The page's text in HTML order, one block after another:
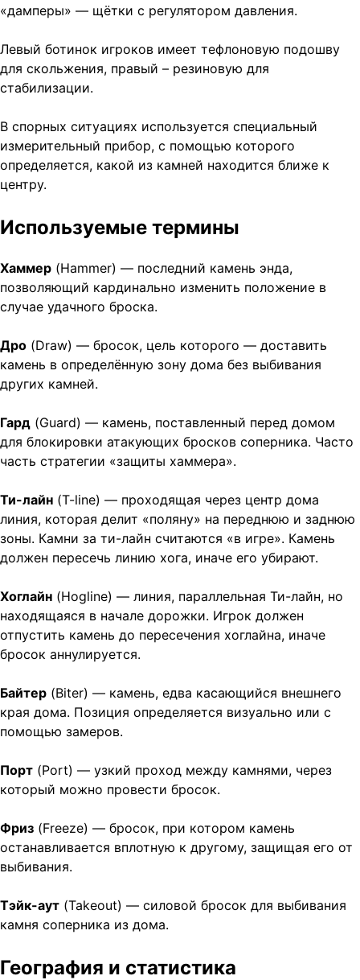
«дамперы» — щётки с регулятором давления.
Левый ботинок игроков имеет тефлоновую подошву
для скольжения, правый – резиновую для
стабилизации.
В спорных ситуациях используется специальный
измерительный прибор, с помощью которого
определяется, какой из камней находится ближе к
центру.
Используемые термины
Хаммер (Hammer) — последний камень энда,
позволяющий кардинально изменить положение в
случае удачного броска.
Дро (Draw) — бросок, цель которого — доставить
камень в определённую зону дома без выбивания
других камней.
Гард (Guard) — камень, поставленный перед домом
для блокировки атакующих бросков соперника. Часто
часть стратегии «защиты хаммера».
Ти-лайн (T-line) — проходящая через центр дома
линия, которая делит «поляну» на переднюю и заднюю
зоны. Камни за ти-лайн считаются «в игре». Камень
должен пересечь линию хога, иначе его убирают.
Хоглайн (Hogline) — линия, параллельная Ти-лайн, но
находящаяся в начале дорожки. Игрок должен
отпустить камень до пересечения хоглайна, иначе
бросок аннулируется.
Байтер (Biter) — камень, едва касающийся внешнего
края дома. Позиция определяется визуально или с
помощью замеров.
Порт (Port) — узкий проход между камнями, через
который можно провести бросок.
Фриз (Freeze) — бросок, при котором камень
останавливается вплотную к другому, защищая его от
выбивания.
Тэйк-аут (Takeout) — силовой бросок для выбивания
камня соперника из дома.
География и статистика